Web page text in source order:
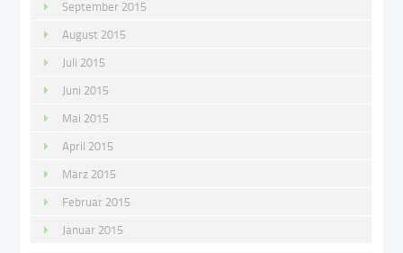
September 2015
August 2015
Juli 2015
Juni 2015
Mai 2015
April 2015
März 2015
Februar 2015
Januar 2015